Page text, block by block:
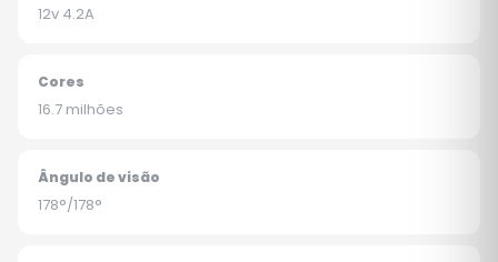
12v 4.2A
Cores
16.7 milhões
Ângulo de visão
178°/178°